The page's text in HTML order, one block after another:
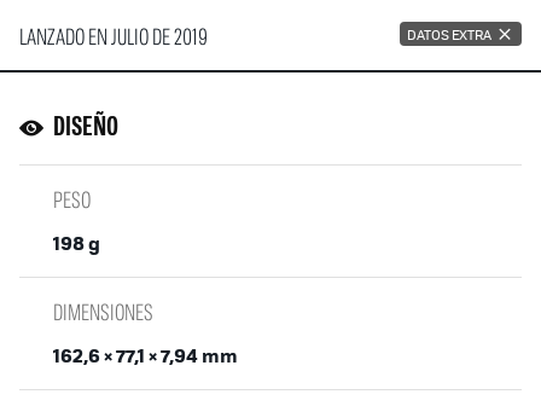
LANZADO EN JULIO DE 2019 DATOS EXTRA
DISEÑO
PESO
198 g
DIMENSIONES
162,6 × 77,1 × 7,94 mm